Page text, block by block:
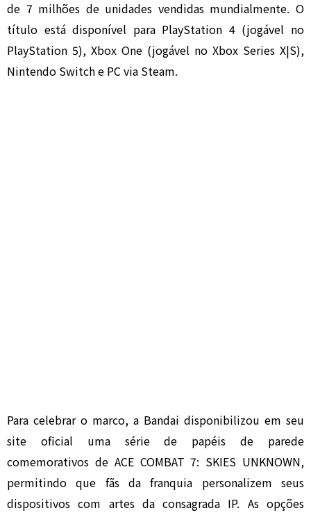
de 7 milhões de unidades vendidas mundialmente. O
título está disponível para PlayStation 4 (jogável no
PlayStation 5), Xbox One (jogável no Xbox Series X|S),
Nintendo Switch e PC via Steam.
Para celebrar o marco, a Bandai disponibilizou em seu
site oficial uma série de papéis de parede
comemorativos de ACE COMBAT 7: SKIES UNKNOWN,
permitindo que fãs da franquia personalizem seus
dispositivos com artes da consagrada IP. As opções